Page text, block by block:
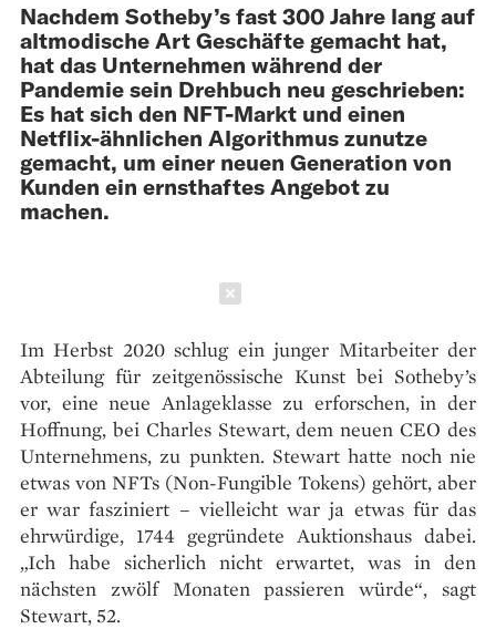
Nachdem Sotheby’s fast 300 Jahre lang auf
altmodische Art Geschäfte gemacht hat,
hat das Unternehmen während der
Pandemie sein Drehbuch neu geschrieben:
Es hat sich den NFT-Markt und einen
Netflix-ähnlichen Algorithmus zunutze
gemacht, um einer neuen Generation von
Kunden ein ernsthaftes Angebot zu
machen.
Im Herbst 2020 schlug ein junger Mitarbeiter der
Abteilung für zeitgenössische Kunst bei Sotheby’s
vor, eine neue Anlageklasse zu erforschen, in der
Hoffnung, bei Charles Stewart, dem neuen CEO des
Unternehmens, zu punkten. Stewart hatte noch nie
etwas von NFTs (Non-Fungible Tokens) gehört, aber
er war fasziniert – vielleicht war ja etwas für das
ehrwürdige, 1744 gegründete Auktionshaus dabei.
„Ich habe sicherlich nicht erwartet, was in den
nächsten zwölf Monaten passieren würde“, sagt
Stewart, 52.